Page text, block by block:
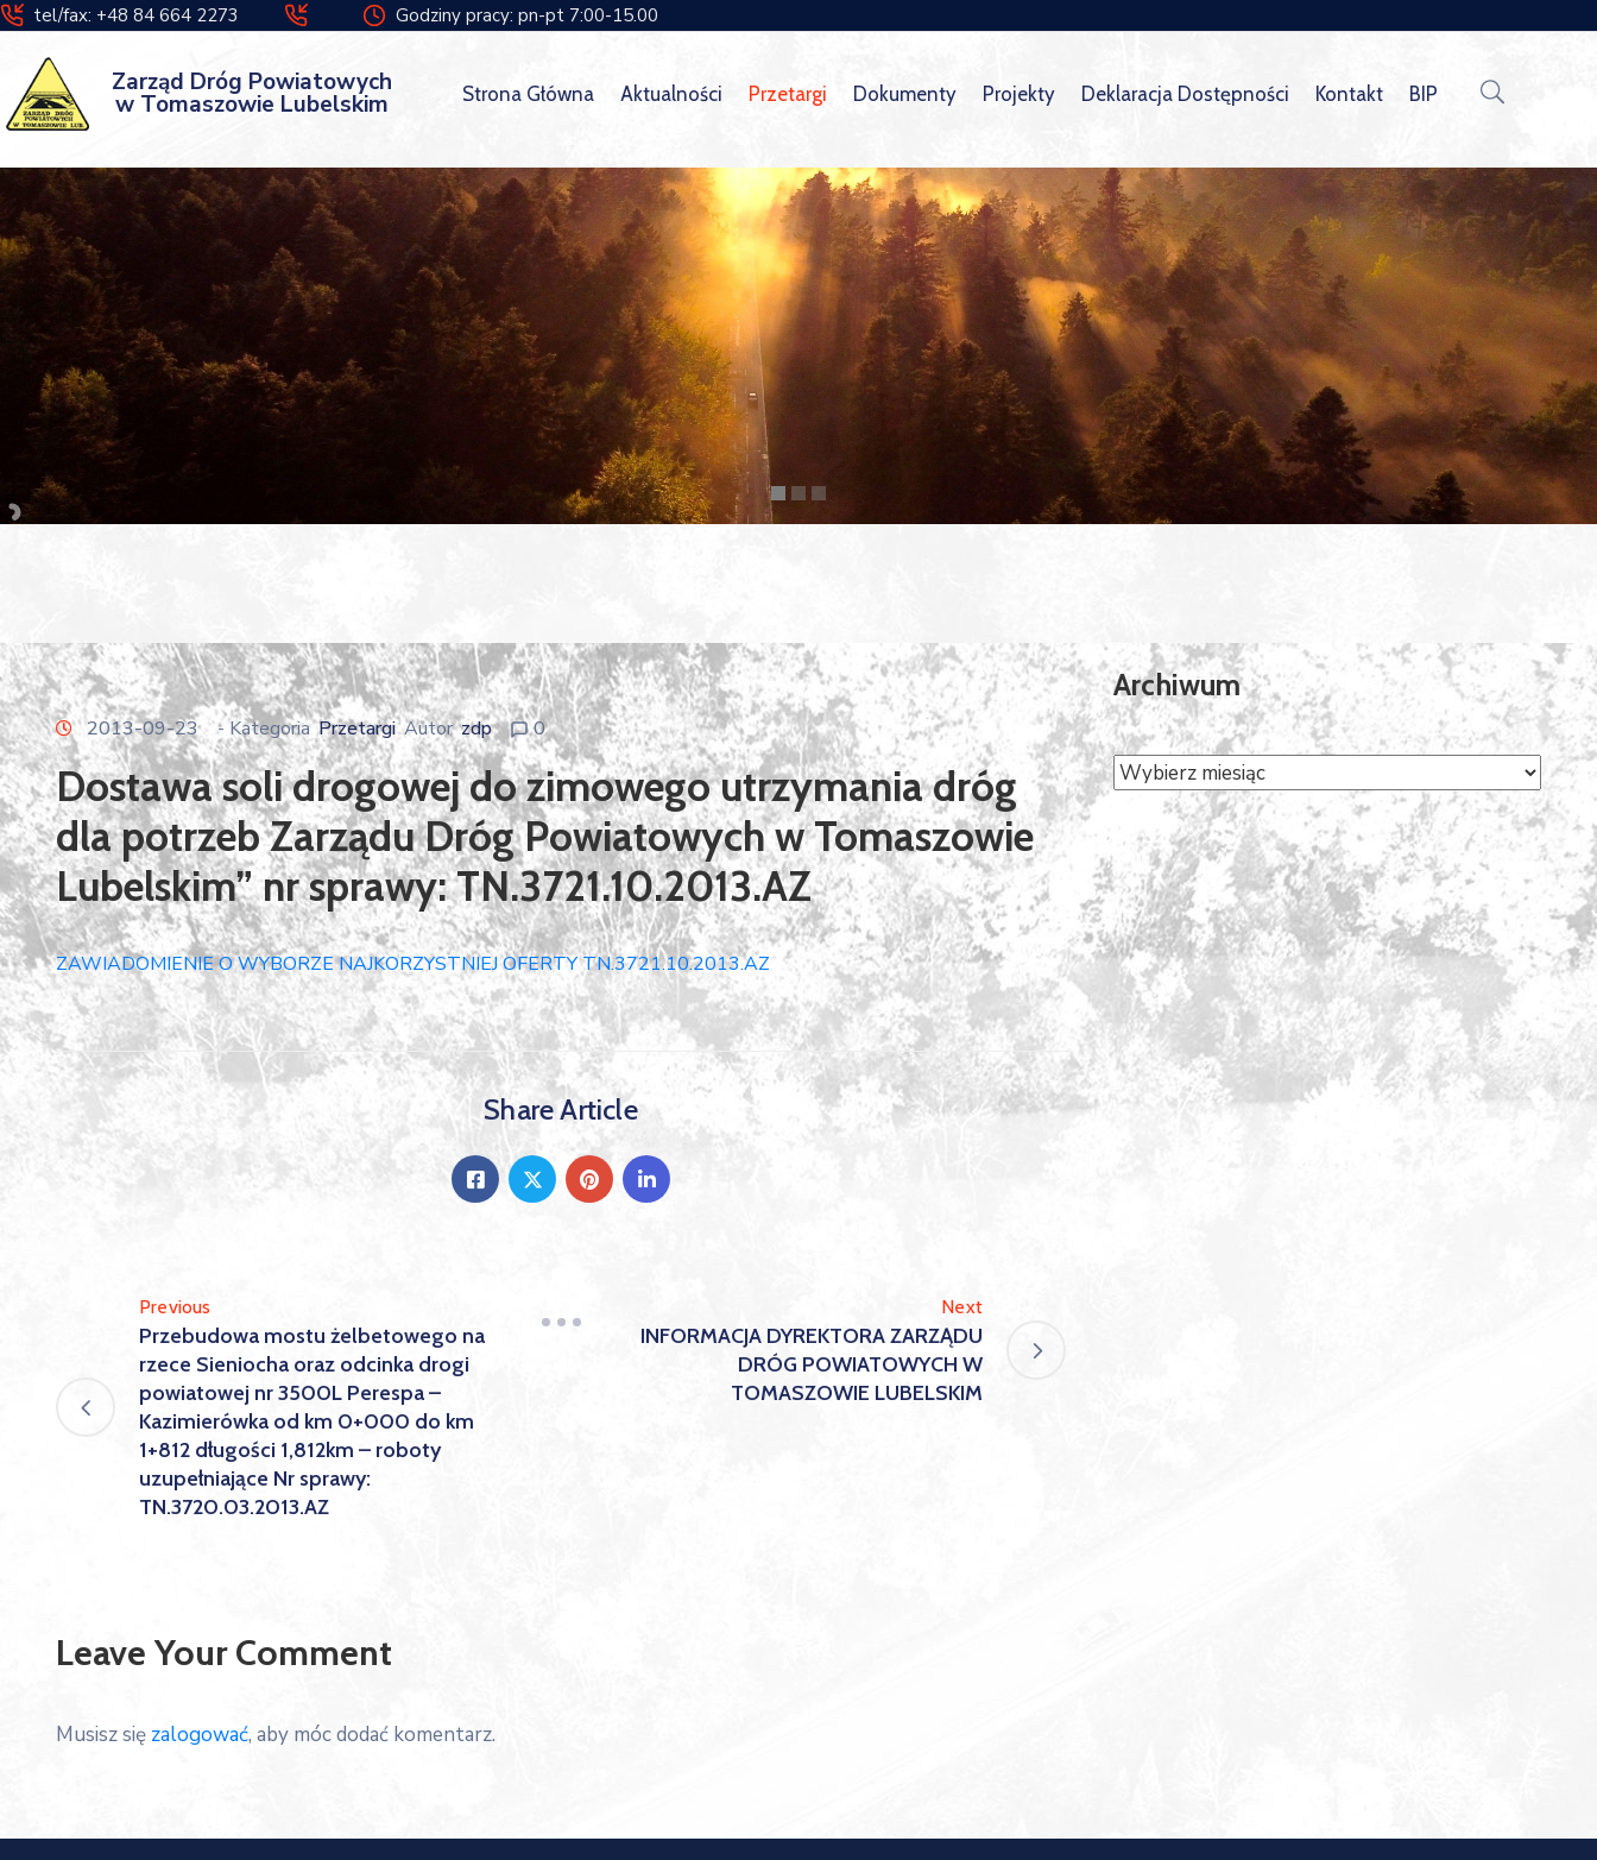
tel/fax: +48 84 664 2273 Godziny pracy: pn-pt 7:00-15.00
Zarząd Dróg Powiatowych
w Tomaszowie Lubelskim Strona Główna Aktualności Przetargi Dokumenty Projekty Deklaracja Dostępności Kontakt BIP
2013-09-23 - KategoriaPrzetargi Autorzdp 0
Dostawa soli drogowej do zimowego utrzymania dróg
dla potrzeb Zarządu Dróg Powiatowych w Tomaszowie
Lubelskim” nr sprawy: TN.3721.10.2013.AZ
ZAWIADOMIENIE O WYBORZE NAJKORZYSTNIEJ OFERTY TN.3721.10.2013.AZ
Share Article
Previous
Przebudowa mostu żelbetowego na
rzece Sieniocha oraz odcinka drogi
powiatowej nr 3500L Perespa –
Kazimierówka od km 0+000 do km
1+812 długości 1,812km – roboty
uzupełniające Nr sprawy:
TN.3720.03.2013.AZ
Next
INFORMACJA DYREKTORA ZARZĄDU
DRÓG POWIATOWYCH W
TOMASZOWIE LUBELSKIM
Leave Your Comment
Musisz się zalogować, aby móc dodać komentarz.
Archiwum